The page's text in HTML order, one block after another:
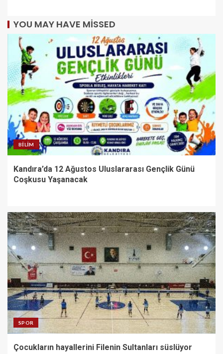
YOU MAY HAVE MISSED
BILIM
Kandıra’da 12 Ağustos Uluslararası Gençlik Günü
Coşkusu Yaşanacak
SPOR
Çocukların hayallerini Filenin Sultanları süslüyor